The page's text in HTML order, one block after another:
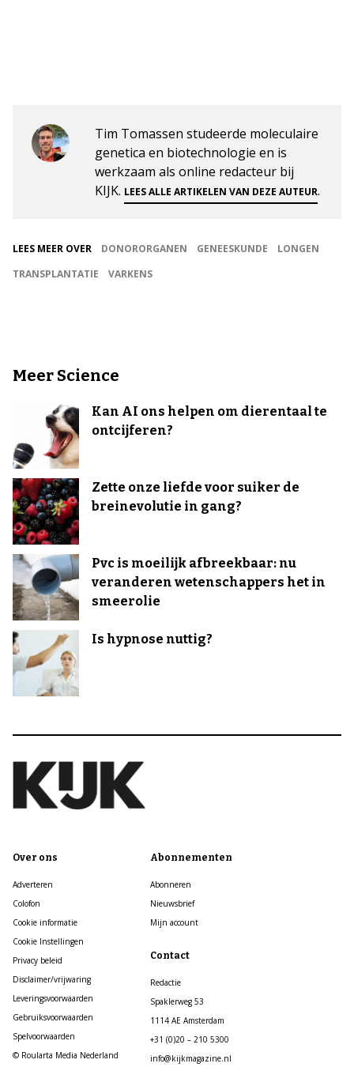
Tim Tomassen studeerde moleculaire
genetica en biotechnologie en is
werkzaam als online redacteur bij
KIJK. LEES ALLE ARTIKELEN VAN DEZE AUTEUR.
LEES MEER OVER DONORORGANEN GENEESKUNDE
LONGEN
TRANSPLANTATIE
VARKENS
Meer Science
Kan AI ons helpen om dierentaal te
ontcijferen?
Zette onze liefde voor suiker de
breinevolutie in gang?
Pvc is moeilijk afbreekbaar: nu
veranderen wetenschappers het in
smeerolie
Is hypnose nuttig?
Over ons
Adverteren
Colofon
Cookie informatie
Cookie Instellingen
Privacy beleid
Disclaimer/vrijwaring
Leveringsvoorwaarden
Gebruiksvoorwaarden
Spelvoorwaarden
© Roularta Media Nederland
Abonnementen
Abonneren
Nieuwsbrief
Mijn account
Contact
Redactie
Spaklerweg 53
1114 AE Amsterdam
+31 (0)20 – 210 5300
info@kijkmagazine.nl